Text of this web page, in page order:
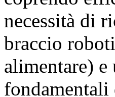
necessità di
braccio
alimentare)